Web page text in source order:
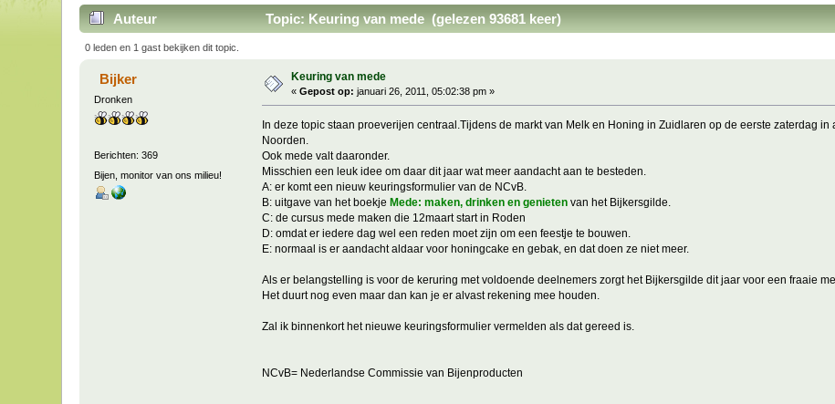
Auteur Topic: Keuring van mede (gelezen 93681 keer)
0 leden en 1 gast bekijken dit topic.
Bijker
Dronken
Berichten: 369
Bijen, monitor van ons milieu!
Keuring van mede
«Gepost op: januari 26, 2011, 05:02:38 pm »
In deze topic staan proeverijen centraal.Tijdens de markt van Melk en Honing in Zuidlaren op de eerste zaterdag
Noorden.
Ook mede valt daaronder.
Misschien een leuk idee om daar dit jaar wat meer aandacht aan te besteden.
A: er komt een nieuw keuringsformulier van de NCvB.
B: uitgave van het boekje Mede: maken, drinken en genietenvan het Bijkersgilde.
C: de cursus mede maken die 12maart start in Roden
D: omdat er iedere dag wel een reden moet zijn om een feestje te bouwen.
E: normaal is er aandacht aldaar voor honingcake en gebak, en dat doen ze niet meer.
Als er belangstelling is voor de keruring met voldoende deelnemers zorgt het Bijkersgilde dit jaar voor een fraaie
Het duurt nog even maar dan kan je er alvast rekening mee houden.
Zal ik binnenkort het nieuwe keuringsformulier vermelden als dat gereed is.
NCvB= Nederlandse Commissie van Bijenproducten